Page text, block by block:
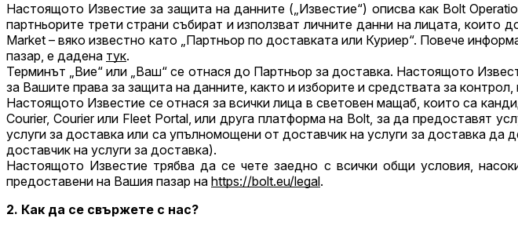
Настоящото Известие за защита на данните („Известие“) описва как Bolt
партньорите трети страни събират и използват личните данни на лицата,
Market – вяко известно като „Партньор по доставката или Куриер“. Повече
пазар, е дадена тук.
Терминът „Вие“ или „Ваш“ се отнася до Партньор за доставка. Настоящото
за Вашите права за защита на данните, както и изборите и средствата за
Настоящото Известие се отнася за всички лица в световен мащаб, които са
Courier, Courier или Fleet Portal, или друга платформа на Bolt, за да предоставят
услуги за доставка или са упълномощени от доставчик на услуги за доставка
доставчик на услуги за доставка).
Настоящото Известие трябва да се чете заедно с всички общи условия,
предоставени на Вашия пазар на https://bolt.eu/legal.
2. Как да се свържете с нас?